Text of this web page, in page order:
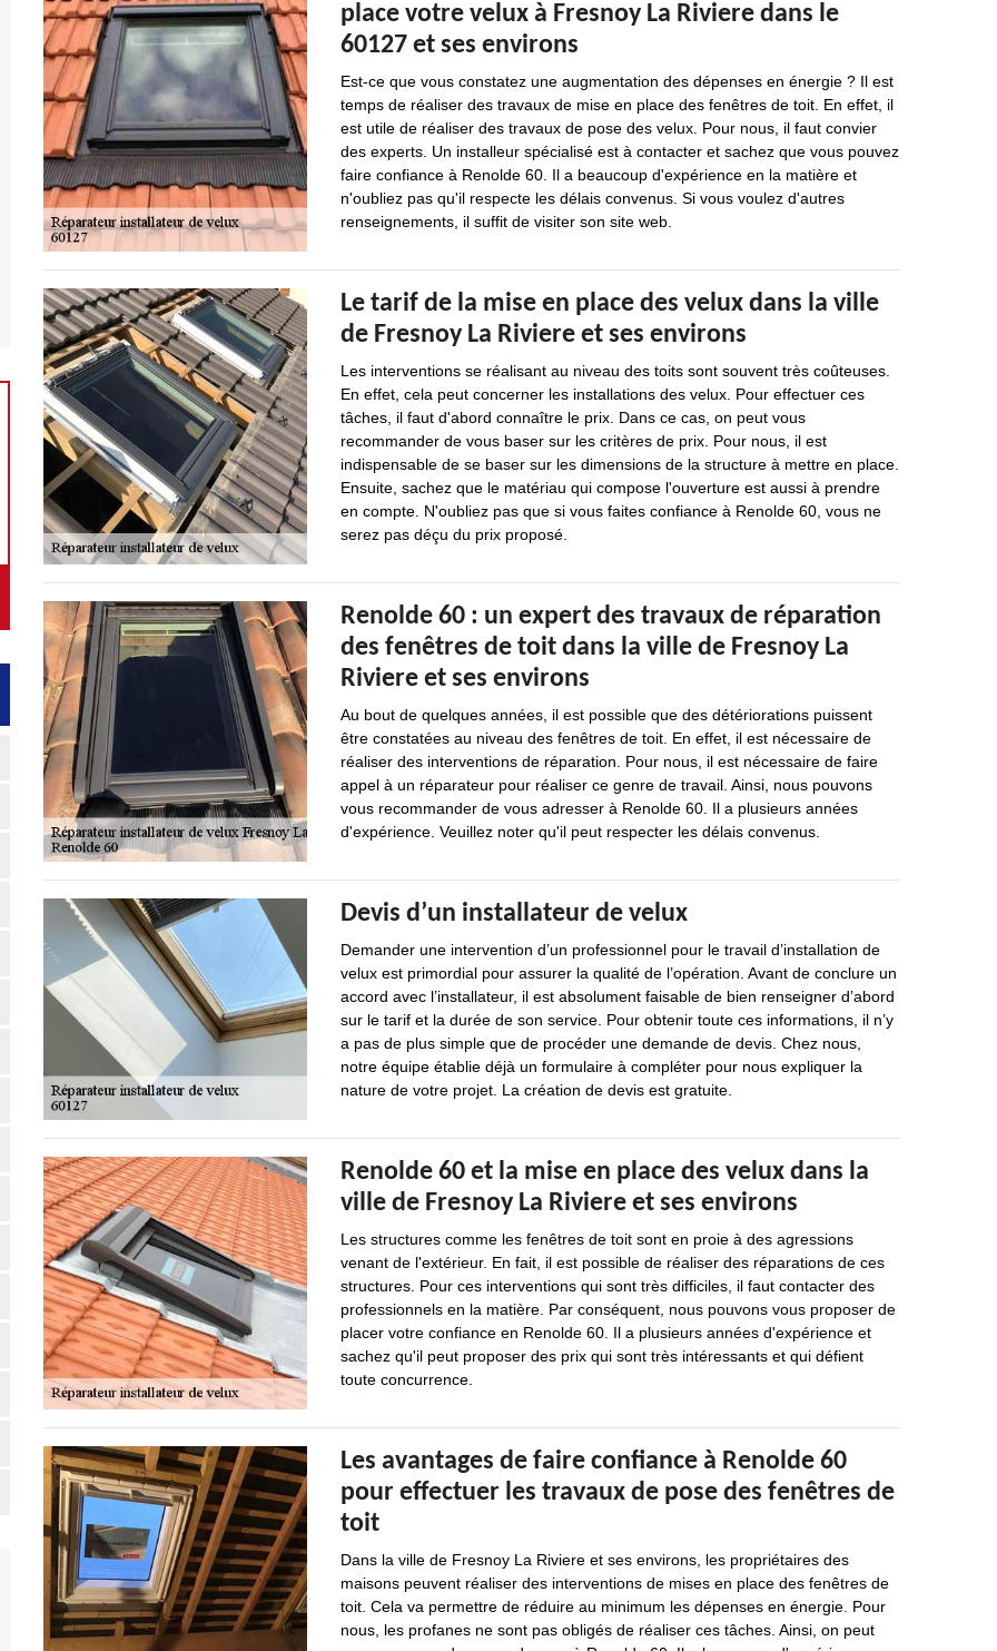
place votre velux à Fresnoy La Riviere dans le
60127 et ses environs
Est-ce que vous constatez une augmentation des dépenses en énergie ? Il est
temps de réaliser des travaux de mise en place des fenêtres de toit. En effet, il
est utile de réaliser des travaux de pose des velux. Pour nous, il faut convier
des experts. Un installeur spécialisé est à contacter et sachez que vous pouvez
faire confiance à Renolde 60. Il a beaucoup d'expérience en la matière et
n'oubliez pas qu'il respecte les délais convenus. Si vous voulez d'autres
renseignements, il suffit de visiter son site web.
Le tarif de la mise en place des velux dans la ville
de Fresnoy La Riviere et ses environs
Les interventions se réalisant au niveau des toits sont souvent très coûteuses.
En effet, cela peut concerner les installations des velux. Pour effectuer ces
tâches, il faut d'abord connaître le prix. Dans ce cas, on peut vous
recommander de vous baser sur les critères de prix. Pour nous, il est
indispensable de se baser sur les dimensions de la structure à mettre en place.
Ensuite, sachez que le matériau qui compose l'ouverture est aussi à prendre
en compte. N'oubliez pas que si vous faites confiance à Renolde 60, vous ne
serez pas déçu du prix proposé.
Renolde 60 : un expert des travaux de réparation
des fenêtres de toit dans la ville de Fresnoy La
Riviere et ses environs
Au bout de quelques années, il est possible que des détériorations puissent
être constatées au niveau des fenêtres de toit. En effet, il est nécessaire de
réaliser des interventions de réparation. Pour nous, il est nécessaire de faire
appel à un réparateur pour réaliser ce genre de travail. Ainsi, nous pouvons
vous recommander de vous adresser à Renolde 60. Il a plusieurs années
d'expérience. Veuillez noter qu'il peut respecter les délais convenus.
Devis d’un installateur de velux
Demander une intervention d’un professionnel pour le travail d’installation de
velux est primordial pour assurer la qualité de l’opération. Avant de conclure un
accord avec l’installateur, il est absolument faisable de bien renseigner d’abord
sur le tarif et la durée de son service. Pour obtenir toute ces informations, il n’y
a pas de plus simple que de procéder une demande de devis. Chez nous,
notre équipe établie déjà un formulaire à compléter pour nous expliquer la
nature de votre projet. La création de devis est gratuite.
Renolde 60 et la mise en place des velux dans la
ville de Fresnoy La Riviere et ses environs
Les structures comme les fenêtres de toit sont en proie à des agressions
venant de l'extérieur. En fait, il est possible de réaliser des réparations de ces
structures. Pour ces interventions qui sont très difficiles, il faut contacter des
professionnels en la matière. Par conséquent, nous pouvons vous proposer de
placer votre confiance en Renolde 60. Il a plusieurs années d'expérience et
sachez qu'il peut proposer des prix qui sont très intéressants et qui défient
toute concurrence.
Les avantages de faire confiance à Renolde 60
pour effectuer les travaux de pose des fenêtres de
toit
Dans la ville de Fresnoy La Riviere et ses environs, les propriétaires des
maisons peuvent réaliser des interventions de mises en place des fenêtres de
toit. Cela va permettre de réduire au minimum les dépenses en énergie. Pour
nous, les profanes ne sont pas obligés de réaliser ces tâches. Ainsi, on peut